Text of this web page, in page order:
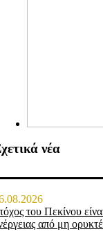
νέα
του Πεκίνου
από μη